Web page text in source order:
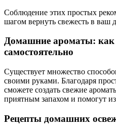
Соблюдение этих простых
шагом вернуть свежесть в ваш
Домашние ароматы: как
самостоятельно
Существует множество
своими руками. Благодаря
сможете создать свежие
приятным запахом и помогут
Рецепты домашних